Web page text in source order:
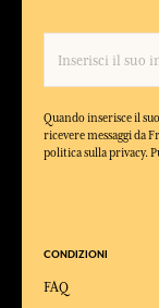
Quando inserisce il
ricevere messaggi da
politica sulla privacy.
CONDIZIONI
FAQ